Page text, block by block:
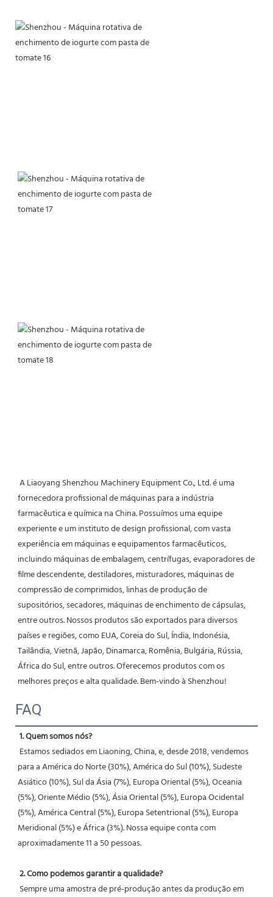
fornecedora profissional de máquinas para a indústria
farmacêutica e química na China. Possuímos uma equipe
experiente e um instituto de design profissional, com vasta
experiência em máquinas e equipamentos farmacêuticos,
incluindo máquinas de embalagem, centrífugas, evaporadores de
filme descendente, destiladores, misturadores, máquinas de
compressão de comprimidos, linhas de produção de
supositórios, secadores, máquinas de enchimento de cápsulas,
entre outros. Nossos produtos são exportados para diversos
países e regiões, como EUA, Coreia do Sul, Índia, Indonésia,
Tailândia, Vietnã, Japão, Dinamarca, Romênia, Bulgária, Rússia,
África do Sul, entre outros. Oferecemos produtos com os
melhores preços e alta qualidade. Bem-vindo à Shenzhou!
FAQ
1. Quem somos nós?
para a América do Norte (30%), América do Sul (10%), Sudeste
Asiático (10%), Sul da Ásia (7%), Europa Oriental (5%), Oceania
(5%), Oriente Médio (5%), Ásia Oriental (5%), Europa Ocidental
(5%), América Central (5%), Europa Setentrional (5%), Europa
Meridional (5%) e África (3%). Nossa equipe conta com
aproximadamente 11 a 50 pessoas.
2. Como podemos garantir a qualidade?